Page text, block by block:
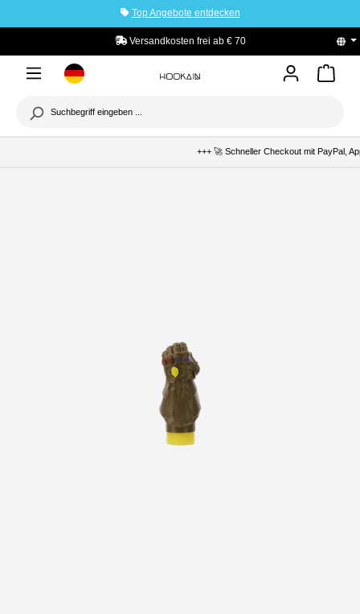
Top Angebote entdecken
Versandkosten frei ab € 70
+++ 🚀 Schneller Checkout mit PayPal,